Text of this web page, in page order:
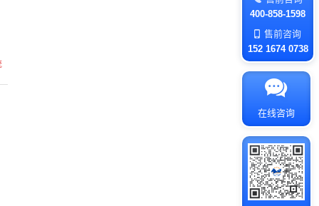
400-858-1598
售前咨询
152 1674 0738
在线咨询